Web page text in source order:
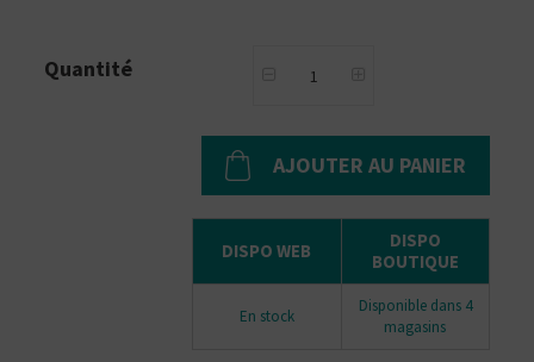
Quantité
AJOUTER AU PANIER
DISPO WEB
DISPO
BOUTIQUE
En stock
Disponible dans 4
magasins